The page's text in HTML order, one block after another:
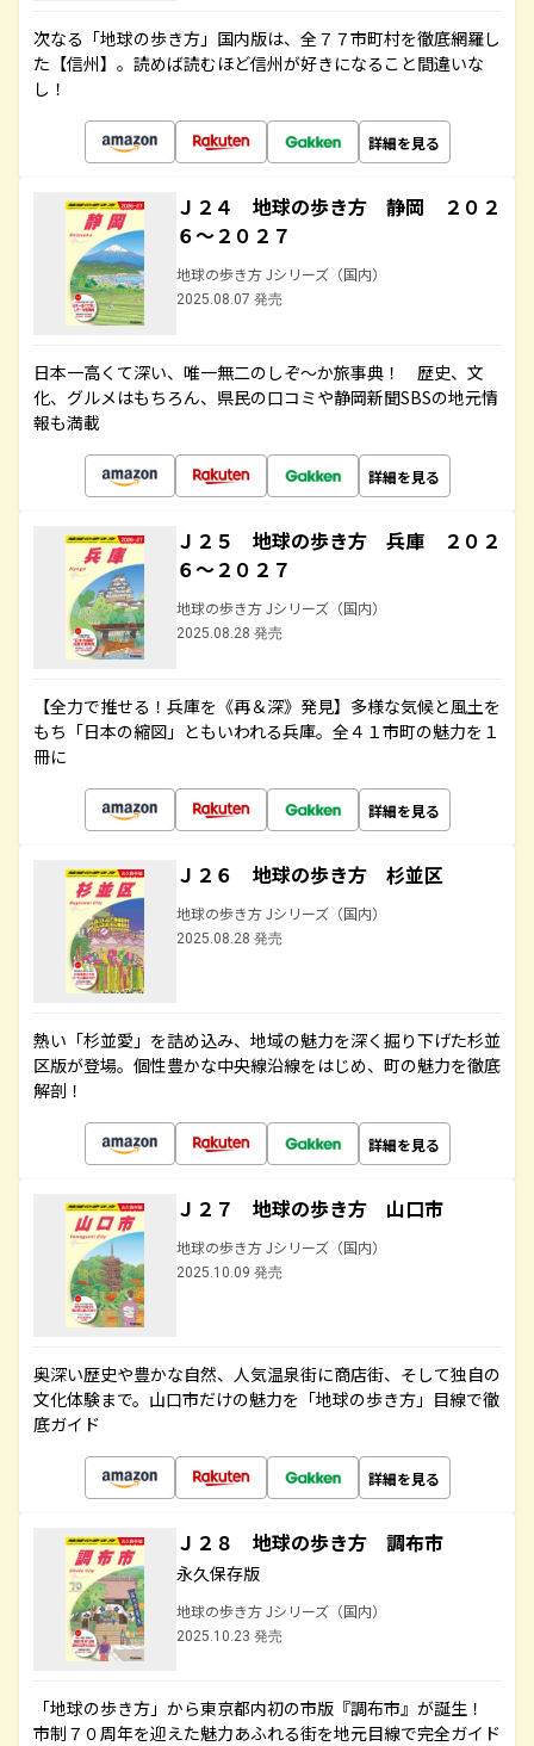
次なる「地球の歩き方」国内版は、全７７市町村を徹底網羅し
た【信州】。読めば読むほど信州が好きになること間違いな
し！
詳細を見る
Ｊ２４ 地球の歩き方 静岡 ２０２
６～２０２７
地球の歩き方 Jシリーズ（国内）
2025.08.07 発売
日本一高くて深い、唯一無二のしぞ～か旅事典！ 歴史、文
化、グルメはもちろん、県民の口コミや静岡新聞SBSの地元情
報も満載
詳細を見る
Ｊ２５ 地球の歩き方 兵庫 ２０２
６～２０２７
地球の歩き方 Jシリーズ（国内）
2025.08.28 発売
【全力で推せる！兵庫を《再＆深》発見】多様な気候と風土を
もち「日本の縮図」ともいわれる兵庫。全４１市町の魅力を１
冊に
詳細を見る
Ｊ２６ 地球の歩き方 杉並区
地球の歩き方 Jシリーズ（国内）
2025.08.28 発売
熱い「杉並愛」を詰め込み、地域の魅力を深く掘り下げた杉並
区版が登場。個性豊かな中央線沿線をはじめ、町の魅力を徹底
解剖！
詳細を見る
Ｊ２７ 地球の歩き方 山口市
地球の歩き方 Jシリーズ（国内）
2025.10.09 発売
奥深い歴史や豊かな自然、人気温泉街に商店街、そして独自の
文化体験まで。山口市だけの魅力を「地球の歩き方」目線で徹
底ガイド
詳細を見る
Ｊ２８ 地球の歩き方 調布市
永久保存版
地球の歩き方 Jシリーズ（国内）
2025.10.23 発売
「地球の歩き方」から東京都内初の市版『調布市』が誕生！
市制７０周年を迎えた魅力あふれる街を地元目線で完全ガイド